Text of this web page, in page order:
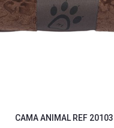
CAMA ANIMAL REF 20103